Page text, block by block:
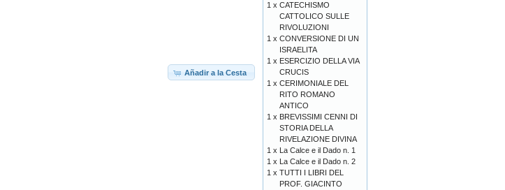
Añadir a la Cesta
1 x CATECHISMO
CATTOLICO SULLE
RIVOLUZIONI
1 x CONVERSIONE DI UN
ISRAELITA
1 x ESERCIZIO DELLA VIA
CRUCIS
1 x CERIMONIALE DEL
RITO ROMANO
ANTICO
1 x BREVISSIMI CENNI DI
STORIA DELLA
RIVELAZIONE DIVINA
1 x La Calce e il Dado n. 1
1 x La Calce e il Dado n. 2
1 x TUTTI I LIBRI DEL
PROF. GIACINTO